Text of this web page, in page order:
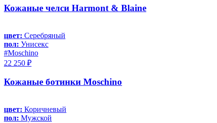
Кожаные челси Harmont & Blaine
цвет: Серебряный
пол: Унисекс
#Moschino
22 250 ₽
Кожаные ботинки Moschino
цвет: Коричневый
пол: Мужской